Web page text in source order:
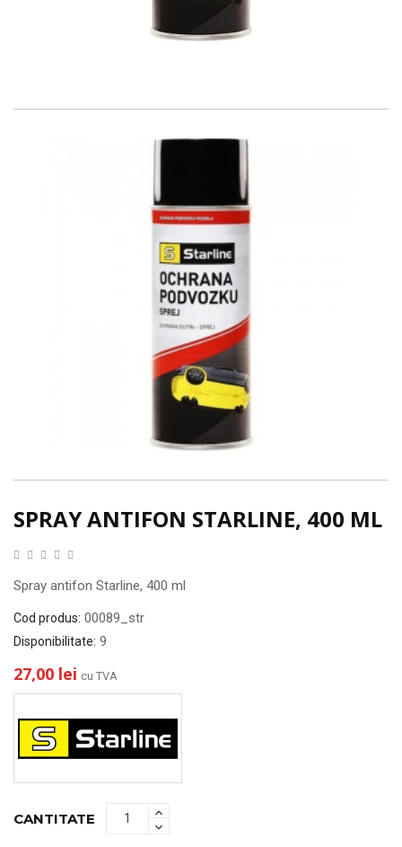
SPRAY ANTIFON STARLINE, 400 ML
Spray antifon Starline, 400 ml
Cod produs: 00089_str
Disponibilitate: 9
27,00 lei cu TVA
CANTITATE